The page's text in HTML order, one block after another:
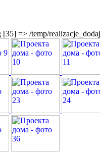
=> /temp/